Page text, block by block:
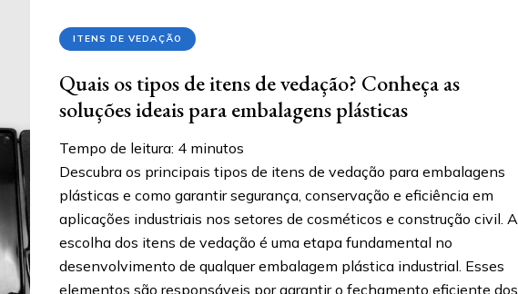
ITENS DE VEDAÇÃO
Quais os tipos de itens de vedação? Conheça as
soluções ideais para embalagens plásticas
Tempo de leitura: 4 minutos
Descubra os principais tipos de itens de vedação para embalagens
plásticas e como garantir segurança, conservação e eficiência em
aplicações industriais nos setores de cosméticos e construção civil. A
escolha dos itens de vedação é uma etapa fundamental no
desenvolvimento de qualquer embalagem plástica industrial. Esses
elementos são responsáveis por garantir o fechamento eficiente dos